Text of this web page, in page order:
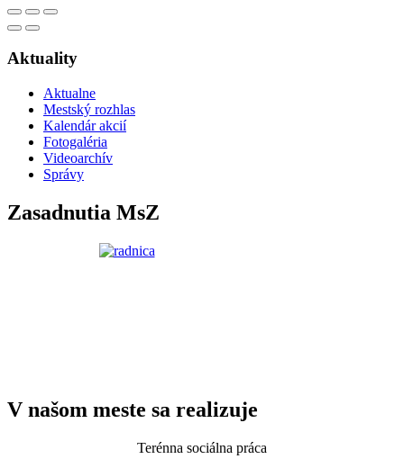
Aktuality
Aktualne
Mestský rozhlas
Kalendár akcií
Fotogaléria
Videoarchív
Správy
Zasadnutia MsZ
V našom meste sa realizuje
Terénna sociálna práca